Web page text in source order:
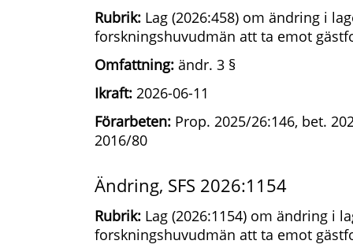
Rubrik: Lag (2026:458) om ändring i
forskningshuvudmän att ta emot
Omfattning: ändr. 3 §
Ikraft: 2026-06-11
Förarbeten: Prop. 2025/26:146, bet.
2016/80
Ändring, SFS 2026:1154
Rubrik: Lag (2026:1154) om ändring i
forskningshuvudmän att ta emot